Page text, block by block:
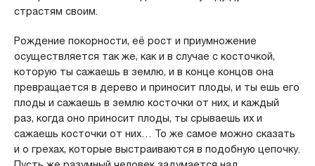
страстям своим.
Рождение покорности, её рост и приумножение
осуществляется так же, как и в случае с косточкой,
которую ты сажаешь в землю, и в конце концов она
превращается в дерево и приносит плоды, и ты ешь его
плоды и сажаешь в землю косточки от них, и каждый
раз, когда оно приносит плоды, ты срываешь их и
сажаешь косточки от них… То же самое можно сказать
и о грехах, которые выстраиваются в подобную цепочку.